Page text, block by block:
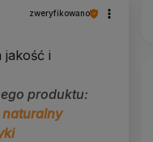
zweryfikowano
jakość i
produktu:
naturalny